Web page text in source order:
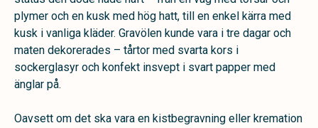
plymer och en kusk med hög hatt, till en enkel kärra med
kusk i vanliga kläder. Gravölen kunde vara i tre dagar och
maten dekorerades – tårtor med svarta kors i
sockerglasyr och konfekt insvept i svart papper med
änglar på.
Oavsett om det ska vara en kistbegravning eller kremation